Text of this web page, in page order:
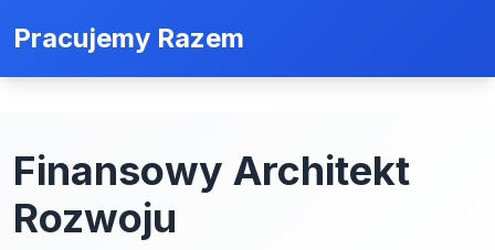
Pracujemy Razem
Finansowy Architekt
Rozwoju